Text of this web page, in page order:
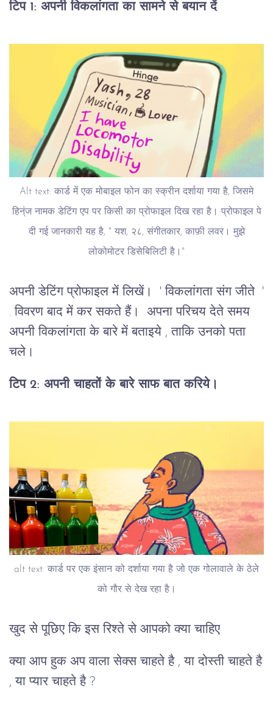
टिप 1: अपनी विकलांगता का सामने से बयान दें
Alt text: कार्ड में एक मोबाइल फोन का स्क्रीन दर्शाया गया है, जिसमे
हिन्ंज नामक डेटिंग एप पर किसी का प्रोफाइल दिख रहा है। प्रोफाइल पे
दी गई जानकारी यह है, " यश, २८, संगीतकार, काफ़ी लवर। मुझे
लोकोमोटर डिसेबिलिटी है।"
अपनी डेटिंग प्रोफाइल में लिखें। ' विकलांगता संग जीते '
. विवरण बाद में कर सकते हैं। अपना परिचय देते समय
अपनी विकलांगता के बारे में बताइये , ताकि उनको पता
चले।
टिप 2: अपनी चाहतों के बारे साफ बात करिये।
alt text: कार्ड पर एक इंसान को दर्शाया गया है जो एक गोलावाले के ठेले
को गौर से देख रहा है।
खुद से पूछिए कि इस रिश्ते से आपको क्या चाहिए
क्या आप हुक अप वाला सेक्स चाहते है , या दोस्ती चाहते है
, या प्यार चाहते है ?